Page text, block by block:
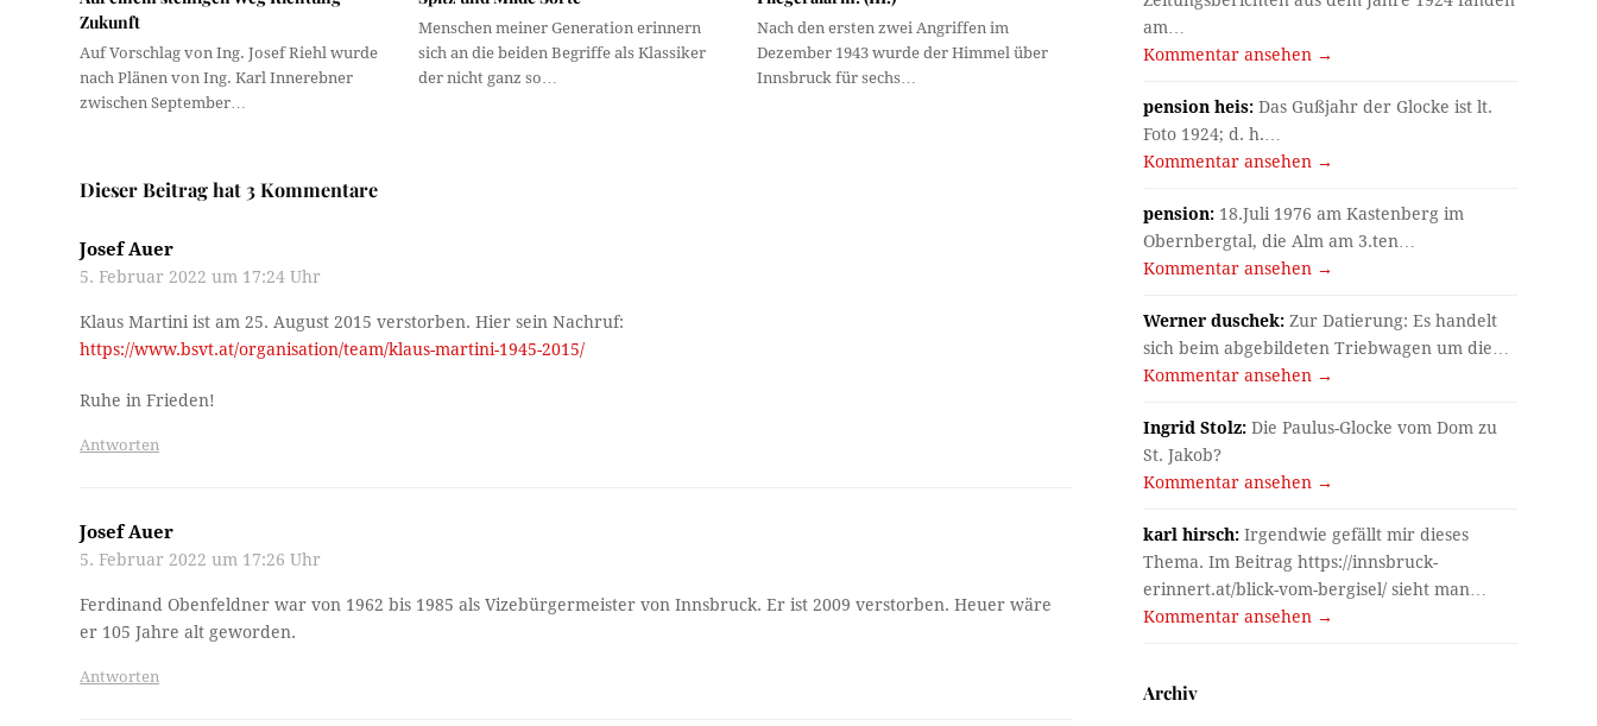
Zukunft
Auf Vorschlag von Ing. Josef Riehl wurde
nach Plänen von Ing. Karl Innerebner
zwischen September…
Menschen meiner Generation erinnern
sich an die beiden Begriffe als Klassiker
der nicht ganz so…
Nach den ersten zwei Angriffen im
Dezember 1943 wurde der Himmel über
Innsbruck für sechs…
Dieser Beitrag hat 3 Kommentare
Josef Auer
5. Februar 2022 um 17:24 Uhr
Klaus Martini ist am 25. August 2015 verstorben. Hier sein Nachruf:
https://www.bsvt.at/organisation/team/klaus-martini-1945-2015/
Ruhe in Frieden!
Antworten
Josef Auer
5. Februar 2022 um 17:26 Uhr
Ferdinand Obenfeldner war von 1962 bis 1985 als Vizebürgermeister von Innsbruck. Er ist 2009 verstorben. Heuer wäre
er 105 Jahre alt geworden.
Antworten
am…
Kommentar ansehen →
pension heis: Das Gußjahr der Glocke ist lt.
Foto 1924; d. h.…
Kommentar ansehen →
pension: 18.Juli 1976 am Kastenberg im
Obernbergtal, die Alm am 3.ten…
Kommentar ansehen →
Werner duschek: Zur Datierung: Es handelt
sich beim abgebildeten Triebwagen um die…
Kommentar ansehen →
Ingrid Stolz: Die Paulus-Glocke vom Dom zu
St. Jakob?
Kommentar ansehen →
karl hirsch: Irgendwie gefällt mir dieses
Thema. Im Beitrag https://innsbruck-
erinnert.at/blick-vom-bergisel/ sieht man…
Kommentar ansehen →
Archiv